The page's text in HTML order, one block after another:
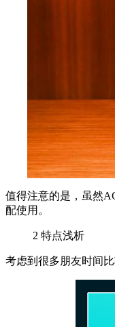
值得注意的是，虽然
配使用。
2 特点浅析
考虑到很多朋友时间